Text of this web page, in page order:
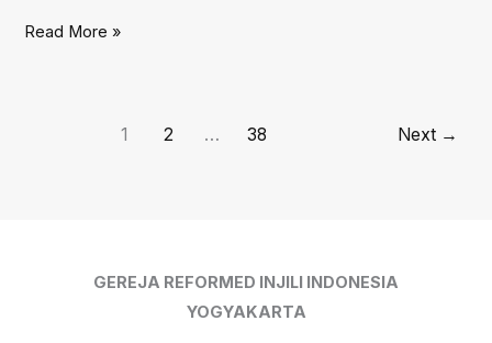
Sesungguh-
Read More »
1 2 … 38 Next →
GEREJA REFORMED INJILI INDONESIA
YOGYAKARTA